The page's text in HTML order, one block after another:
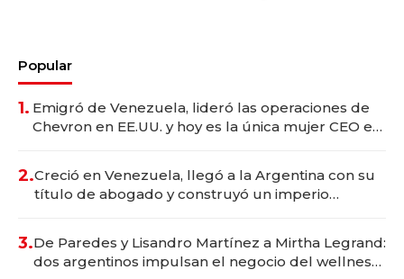
Popular
1. Emigró de Venezuela, lideró las operaciones de
Chevron en EE.UU. y hoy es la única mujer CEO en
2.Creció en Venezuela, llegó a la Argentina con su
título de abogado y construyó un imperio
3.De Paredes y Lisandro Martínez a Mirtha Legrand:
dos argentinos impulsan el negocio del wellness